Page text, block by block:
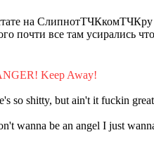
на СлипнотТЧКкомТЧКру
почти все там усирались
Keep Away!
so shitty, but ain't it fuckin
wanna be an angel I just